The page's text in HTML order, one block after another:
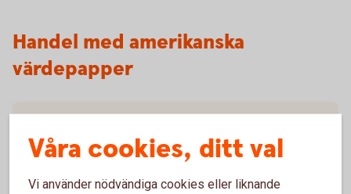
Handel med amerikanska
värdepapper
Vilka amerikanska aktier kan jag handla med?
Vilka kan handla?
Våra cookies, ditt val
Vi använder nödvändiga cookies eller liknande